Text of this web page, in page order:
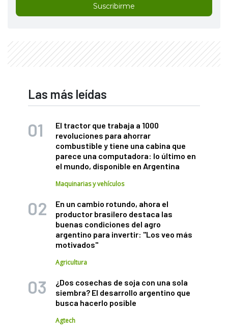
Suscribirme
Las más leídas
El tractor que trabaja a 1000
revoluciones para ahorrar
combustible y tiene una cabina que
parece una computadora: lo último en
el mundo, disponible en Argentina
Maquinarias y vehículos
En un cambio rotundo, ahora el
productor brasilero destaca las
buenas condiciones del agro
argentino para invertir: "Los veo más
motivados"
Agricultura
¿Dos cosechas de soja con una sola
siembra? El desarrollo argentino que
busca hacerlo posible
Agtech